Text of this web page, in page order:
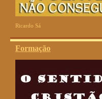
Ricardo Sá
Formação